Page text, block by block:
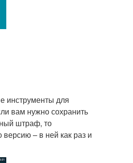
инструменты для
вам нужно сохранить
штраф, то
– в ней как раз и